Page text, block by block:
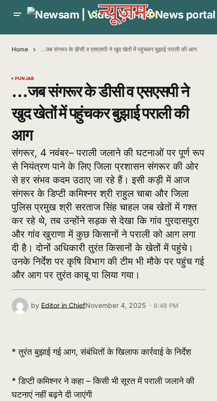
Home …जब संगरूर के डीसी व एसएसपी ने खुद खेतों में पहुंचकर बुझाई पराली की आग
PUNJAB
…जब संगरूर के डीसी व एसएसपी ने
खुद खेतों में पहुंचकर बुझाई पराली की
आग
संगरूर, 4 नवंबर– पराली जलाने की घटनाओं पर पूर्ण रूप
से नियंत्रण पाने के लिए जिला प्रशासन संगरूर की ओर
से हर संभव कदम उठाए जा रहे हैं। इसी कड़ी में आज
संगरूर के डिप्टी कमिश्नर श्री राहुल चाबा और जिला
पुलिस प्रमुख श्री सरताज सिंह चाहल जब खेतों में गश्त
कर रहे थे, तब उन्होंने सड़क से देखा कि गांव गुरदासपुरा
और गांव खुराणा में कुछ किसानों ने पराली को आग लगा
दी है। दोनों अधिकारी तुरंत किसानों के खेतों में पहुंचे।
उनके निर्देश पर कृषि विभाग की टीम भी मौके पर पहुंच गई
और आग पर तुरंत काबू पा लिया गया।
by Editor in ChiefNovember 4, 2025 · 8:48 PM
* तुरंत बुझाई गई आग, संबंधितों के खिलाफ कार्रवाई के निर्देश
* डिप्टी कमिश्नर ने कहा – किसी भी सूरत में पराली जलाने की
घटनाएं नहीं बढ़ने दी जाएंगी